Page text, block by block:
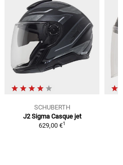
SCHUBERTH
J2 Sigma Casque jet
629,00 €1